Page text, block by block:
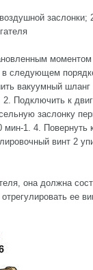
заслонки;
моментом
в следующем
вакуумный шланг
Подключить к
заслонку
1. 4. Повернуть
винт 2
она должна
ее